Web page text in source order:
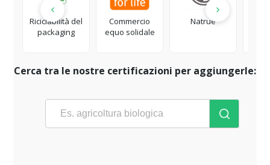
Riciclabilità del
packaging
Commercio
equo solidale
Natrue
Cerca tra le nostre certificazioni per aggiungerle: